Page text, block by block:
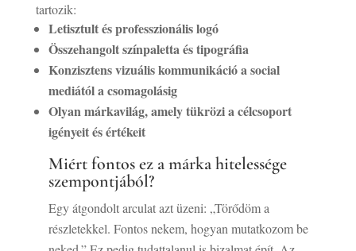
tartozik:
Letisztult és professzionális logó
Összehangolt színpaletta és tipográfia
Konzisztens vizuális kommunikáció a social
mediától a csomagolásig
Olyan márkavilág, amely tükrözi a célcsoport
igényeit és értékeit
Miért fontos ez a márka hitelessége
szempontjából?
Egy átgondolt arculat azt üzeni: „Törődöm a
részletekkel. Fontos nekem, hogyan mutatkozom be